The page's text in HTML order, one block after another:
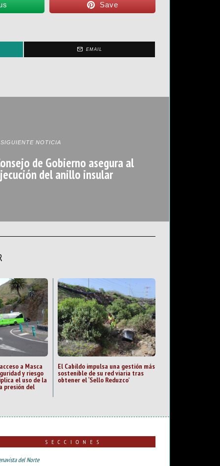
Save
EMAIL
SIGUIENTE NOTICIA
de Gobierno asegura al
del anillo insular
a Masca
y riesgo
el uso de la
presión del
El Cabildo impulsa una gestión más
sostenible de su red viaria tras
obtener el ‘Sello Reduzco’
SECCIONES
del Norte